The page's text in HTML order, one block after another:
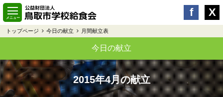
トップページ 今日の献立 月間献立表
今日の献立
2015年4月の献立